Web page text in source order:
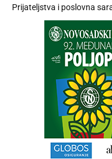
Prijateljstva i poslovna